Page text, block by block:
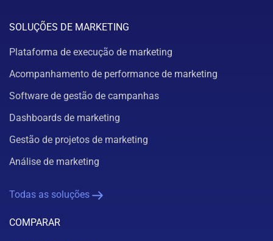
SOLUÇÕES DE MARKETING
Plataforma de execução de marketing
Acompanhamento de performance de marketing
Software de gestão de campanhas
Dashboards de marketing
Gestão de projetos de marketing
Análise de marketing
Todas as soluções
COMPARAR